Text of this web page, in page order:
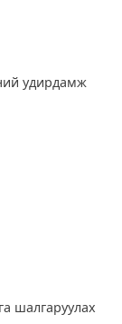
удирдамж
шалгаруулах